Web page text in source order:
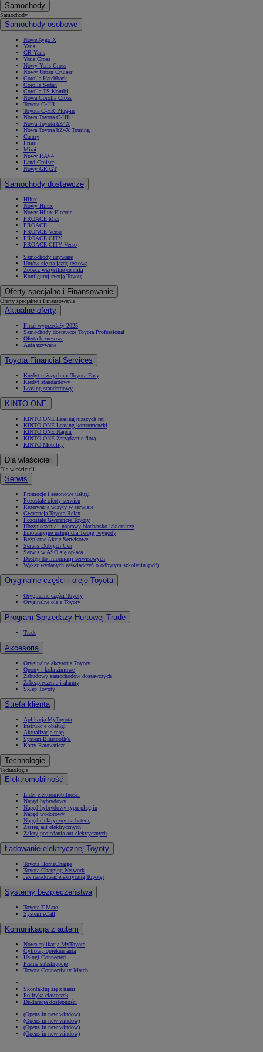
Samochody
Samochody
Samochody osobowe
Nowe Aygo X
Yaris
GR Yaris
Yaris Cross
Nowy Yaris Cross
Nowy Urban Cruiser
Corolla Hatchback
Corolla Sedan
Corolla TS Kombi
Nowa Corolla Cross
Toyota C-HR
Toyota C-HR Plug-in
Nowa Toyota C-HR+
Nowa Toyota bZ4X
Nowa Toyota bZ4X Touring
Camry
Prius
Mirai
Nowy RAV4
Land Cruiser
Nowy GR GT
Samochody dostawcze
Hilux
Nowy Hilux
Nowy Hilux Electric
PROACE Max
PROACE
PROACE Verso
PROACE CITY
PROACE CITY Verso
Samochody używane
Umów się na jazdę testową
Zobacz wszystkie cenniki
Konfiguruj swoją Toyotę
Oferty specjalne i Finansowanie
Oferty specjalne i Finansowanie
Aktualne oferty
Finał wyprzedaży 2025
Samochody dostawcze Toyota Professional
Oferta biznesowa
Auta używane
Toyota Financial Services
Kredyt niższych rat Toyota Easy
Kredyt standardowy
Leasing standardowy
KINTO ONE
KINTO ONE Leasing niższych rat
KINTO ONE Leasing konsumencki
KINTO ONE Najem
KINTO ONE Zarządzanie flotą
KINTO Mobility
Dla właścicieli
Dla właścicieli
Serwis
Promocje i sezonowe usługi
Pozostałe oferty serwisu
Rezerwacja wizyty w serwisie
Gwarancja Toyota Relax
Pozostałe Gwarancje Toyoty
Ubezpieczenia i naprawy blacharsko-lakiernicze
Innowacyjne usługi dla Twojej wygody
Bezpłatne Akcje Serwisowe
Serwis Dobrych Cen
Serwis w ASO się opłaca
Dostęp do informacji serwisowych
Wykaz wydanych zaświadczeń o odbytym szkoleniu (pdf)
Oryginalne części i oleje Toyota
Oryginalne części Toyoty
Oryginalne oleje Toyoty
Program Sprzedaży Hurtowej Trade
Trade
Akcesoria
Oryginalne akcesoria Toyoty
Opony i koła zimowe
Zabudowy samochodów dostawczych
Zabezpieczenia i alarmy
Sklep Toyoty
Strefa klienta
Aplikacja MyToyota
Instrukcje obsługi
Aktualizacja map
System Bluetooth®
Karty Ratownicze
Technologie
Technologie
Elektromobilność
Lider elektromobilności
Napęd hybrydowy
Napęd hybrydowy typu plug-in
Napęd wodorowy
Napęd elektryczny na baterię
Zasięg aut elektrycznych
Zalety posiadania aut elektrycznych
Ładowanie elektrycznej Toyoty
Toyota HomeCharge
Toyota Charging Network
Jak naładować elektryczną Toyotę?
Systemy bezpieczeństwa
Toyota T-Mate
System eCall
Komunikacja z autem
Nowa aplikacja MyToyota
Cyfrowy opiekun auta
Usługi Connected
Płatne subskrypcje
Toyota Connectivity Match
Skontaktuj się z nami
Polityka ciasteczek
Deklaracja dostępności
(Opens in new window)
(Opens in new window)
(Opens in new window)
(Opens in new window)